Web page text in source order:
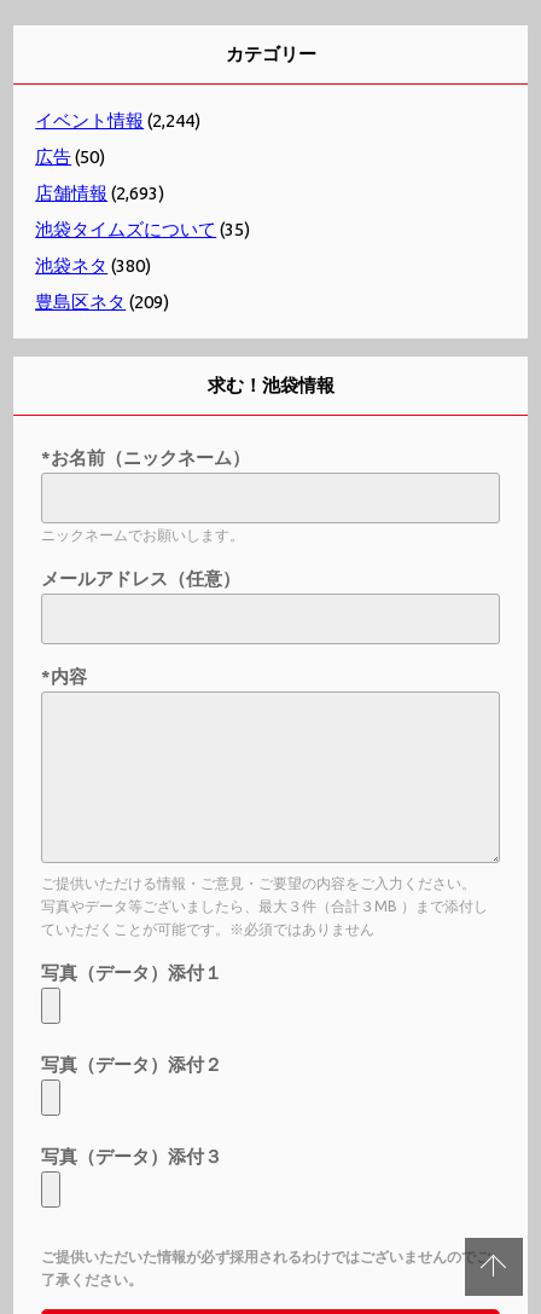
カテゴリー
イベント情報 (2,244)
広告(50)
店舗情報 (2,693)
池袋タイムズについて (35)
池袋ネタ (380)
豊島区ネタ (209)
求む！池袋情報
*お名前（ニックネーム）
ニックネームでお願いします。
メールアドレス（任意）
*内容
ご提供いただける情報・ご意見・ご要望の内容をご入力ください。
写真やデータ等ございましたら、最大３件（合計３MB ）まで添付し
ていただくことが可能です。※必須ではありません
写真（データ）添付１
写真（データ）添付２
写真（データ）添付３
ご提供いただいた情報が必ず採用されるわけではございませんのでご
了承ください。